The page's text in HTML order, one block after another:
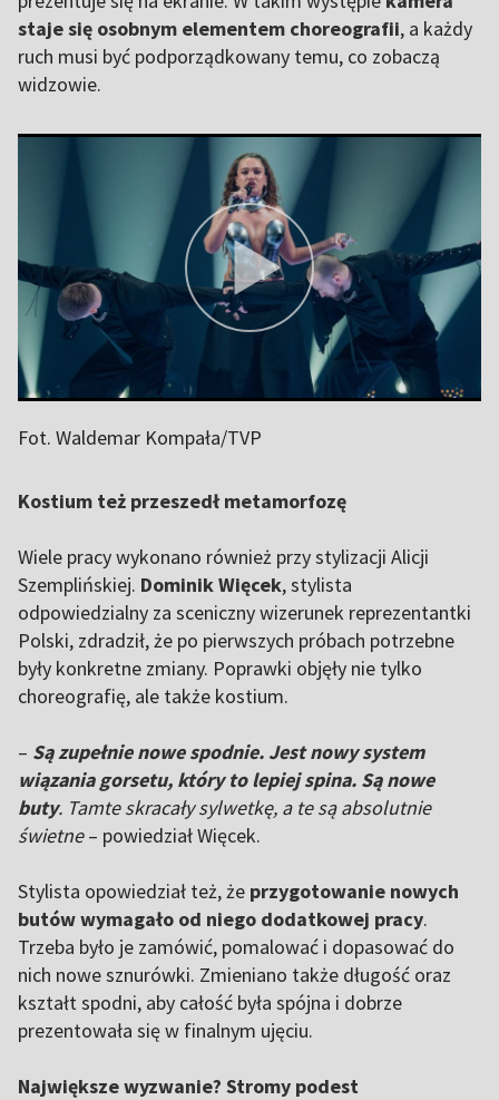
staje się osobnym elementem choreografii, a każdy
ruch musi być podporządkowany temu, co zobaczą
widzowie.
Fot. Waldemar Kompała/TVP
Kostium też przeszedł metamorfozę
Wiele pracy wykonano również przy stylizacji Alicji
Szemplińskiej. Dominik Więcek, stylista
odpowiedzialny za sceniczny wizerunek reprezentantki
Polski, zdradził, że po pierwszych próbach potrzebne
były konkretne zmiany. Poprawki objęły nie tylko
choreografię, ale także kostium.
– Są zupełnie nowe spodnie. Jest nowy system
wiązania gorsetu, który to lepiej spina. Są nowe
buty. Tamte skracały sylwetkę, a te są absolutnie
świetne– powiedział Więcek.
Stylista opowiedział też, że przygotowanie nowych
butów wymagało od niego dodatkowej pracy.
Trzeba było je zamówić, pomalować i dopasować do
nich nowe sznurówki. Zmieniano także długość oraz
kształt spodni, aby całość była spójna i dobrze
prezentowała się w finalnym ujęciu.
Największe wyzwanie? Stromy podest